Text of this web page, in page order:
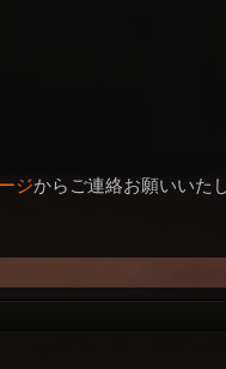
ジからご連絡お願いいた